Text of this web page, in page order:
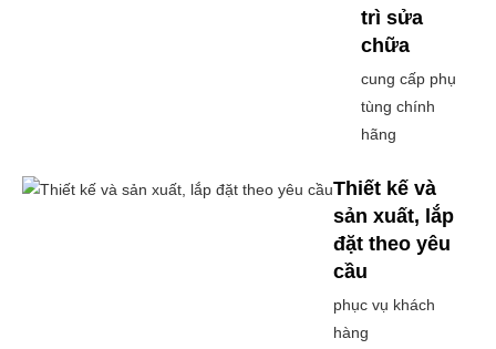
trì sửa
chữa
cung cấp phụ
tùng chính
hãng
Thiết kế và
sản xuất, lắp
đặt theo yêu
cầu
phục vụ khách
hàng